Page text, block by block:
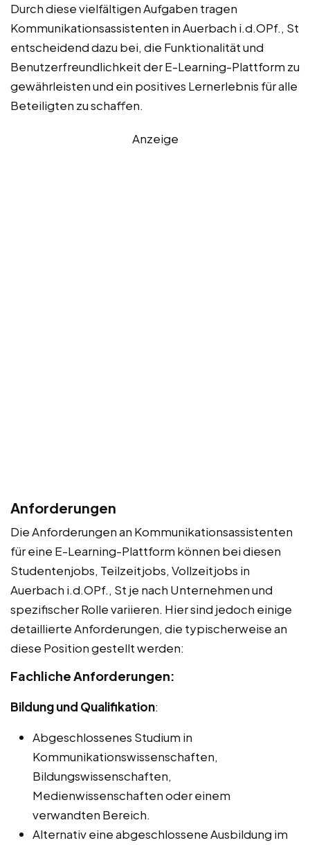
Durch diese vielfältigen Aufgaben tragen
Kommunikationsassistenten in Auerbach i.d.OPf., St
entscheidend dazu bei, die Funktionalität und
Benutzerfreundlichkeit der E-Learning-Plattform zu
gewährleisten und ein positives Lernerlebnis für alle
Beteiligten zu schaffen.
Anzeige
Anforderungen
Die Anforderungen an Kommunikationsassistenten
für eine E-Learning-Plattform können bei diesen
Studentenjobs, Teilzeitjobs, Vollzeitjobs in
Auerbach i.d.OPf., St je nach Unternehmen und
spezifischer Rolle variieren. Hier sind jedoch einige
detaillierte Anforderungen, die typischerweise an
diese Position gestellt werden:
Fachliche Anforderungen:
Bildung und Qualifikation:
Abgeschlossenes Studium in
Kommunikationswissenschaften,
Bildungswissenschaften,
Medienwissenschaften oder einem
verwandten Bereich.
Alternativ eine abgeschlossene Ausbildung im